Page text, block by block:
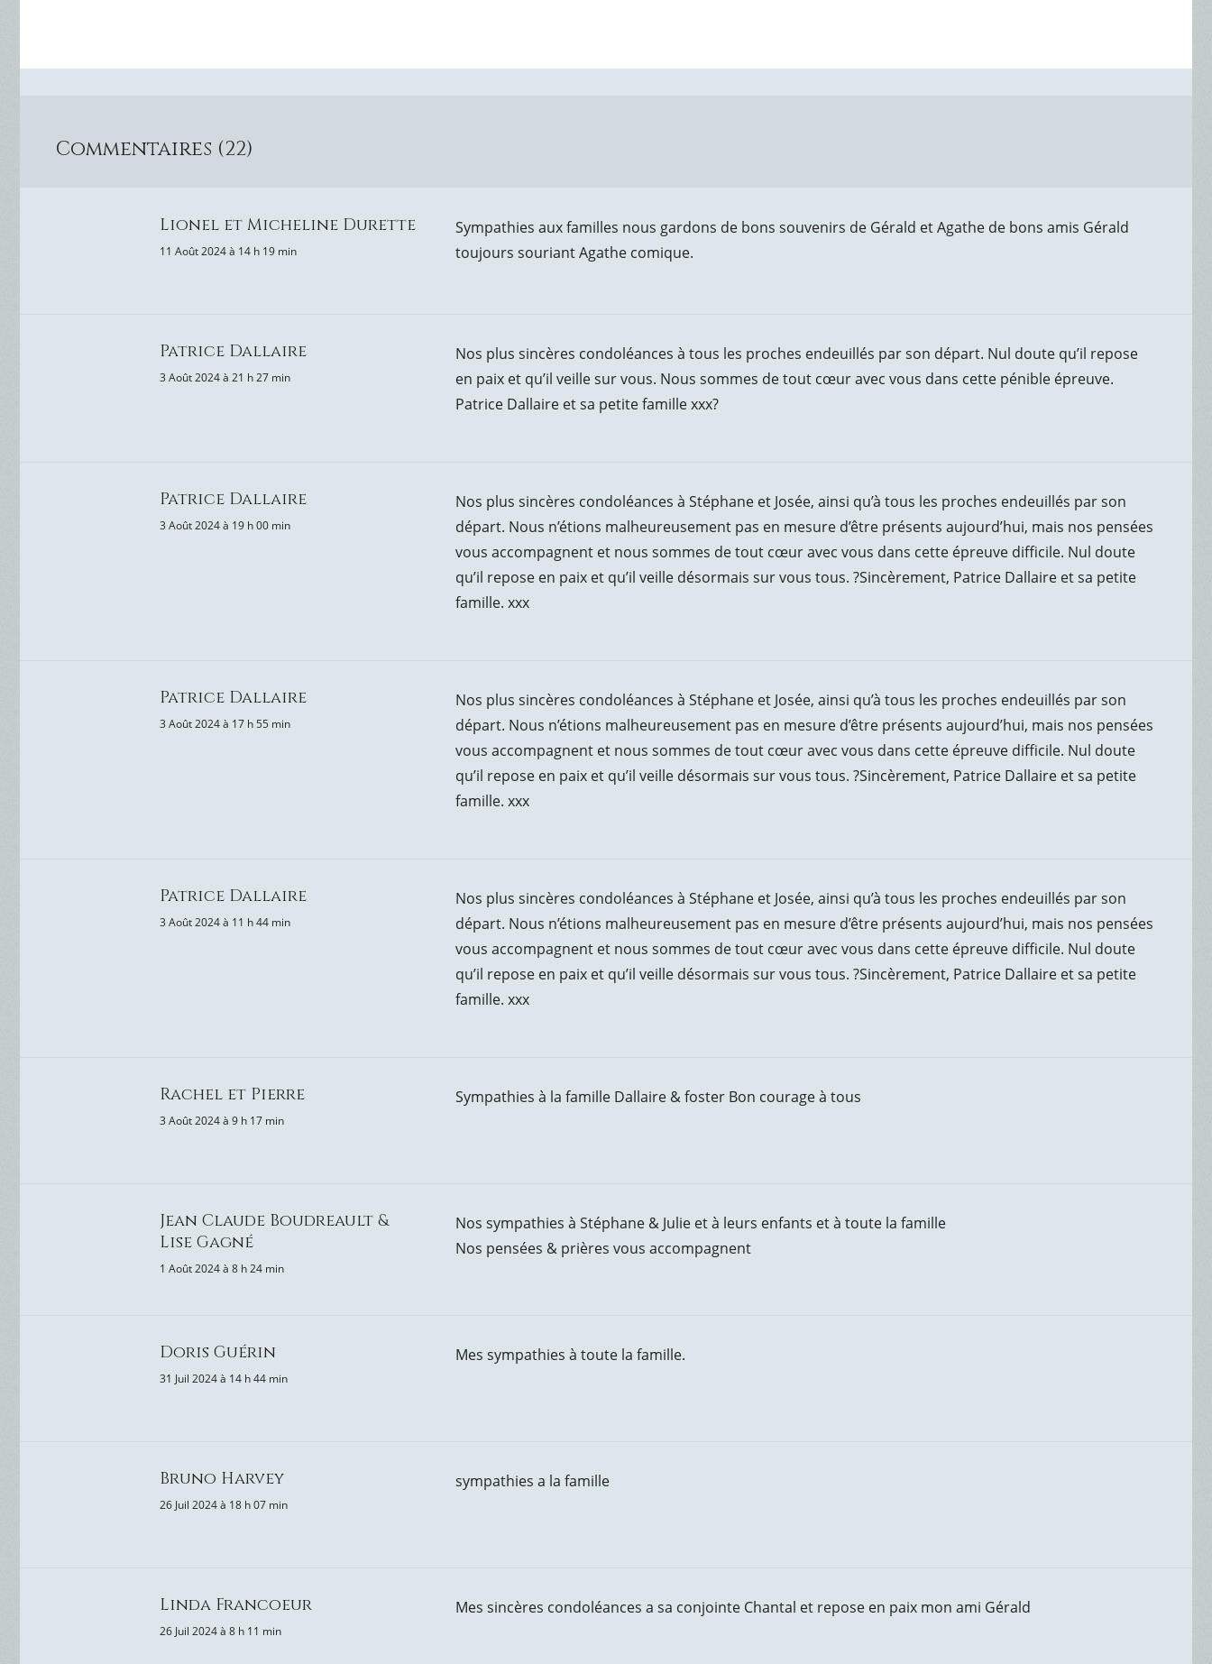
Commentaires (22)
Lionel et Micheline Durette
11 Août 2024 à 14 h 19 min
Sympathies aux familles nous gardons de bons souvenirs de Gérald et Agathe de bons amis Gérald
toujours souriant Agathe comique.
Patrice Dallaire
3 Août 2024 à 21 h 27 min
Nos plus sincères condoléances à tous les proches endeuillés par son départ. Nul doute qu’il repose
en paix et qu’il veille sur vous. Nous sommes de tout cœur avec vous dans cette pénible épreuve.
Patrice Dallaire et sa petite famille xxx?️
Patrice Dallaire
3 Août 2024 à 19 h 00 min
Nos plus sincères condoléances à Stéphane et Josée, ainsi qu’à tous les proches endeuillés par son
départ. Nous n’étions malheureusement pas en mesure d’être présents aujourd’hui, mais nos pensées
vous accompagnent et nous sommes de tout cœur avec vous dans cette épreuve difficile. Nul doute
qu’il repose en paix et qu’il veille désormais sur vous tous. ?️Sincèrement, Patrice Dallaire et sa petite
famille. xxx
Patrice Dallaire
3 Août 2024 à 17 h 55 min
Nos plus sincères condoléances à Stéphane et Josée, ainsi qu’à tous les proches endeuillés par son
départ. Nous n’étions malheureusement pas en mesure d’être présents aujourd’hui, mais nos pensées
vous accompagnent et nous sommes de tout cœur avec vous dans cette épreuve difficile. Nul doute
qu’il repose en paix et qu’il veille désormais sur vous tous. ?️Sincèrement, Patrice Dallaire et sa petite
famille. xxx
Patrice Dallaire
3 Août 2024 à 11 h 44 min
Nos plus sincères condoléances à Stéphane et Josée, ainsi qu’à tous les proches endeuillés par son
départ. Nous n’étions malheureusement pas en mesure d’être présents aujourd’hui, mais nos pensées
vous accompagnent et nous sommes de tout cœur avec vous dans cette épreuve difficile. Nul doute
qu’il repose en paix et qu’il veille désormais sur vous tous. ?️Sincèrement, Patrice Dallaire et sa petite
famille. xxx
Rachel et Pierre
3 Août 2024 à 9 h 17 min
Sympathies à la famille Dallaire & foster Bon courage à tous
Jean Claude Boudreault &
Lise Gagné
1 Août 2024 à 8 h 24 min
Nos sympathies à Stéphane & Julie et à leurs enfants et à toute la famille
Nos pensées & prières vous accompagnent
Doris Guérin
31 Juil 2024 à 14 h 44 min
Mes sympathies à toute la famille.
Bruno Harvey
26 Juil 2024 à 18 h 07 min
sympathies a la famille
Linda Francoeur
26 Juil 2024 à 8 h 11 min
Mes sincères condoléances a sa conjointe Chantal et repose en paix mon ami Gérald